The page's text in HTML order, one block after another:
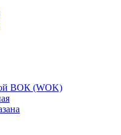
ВОК (WOK)